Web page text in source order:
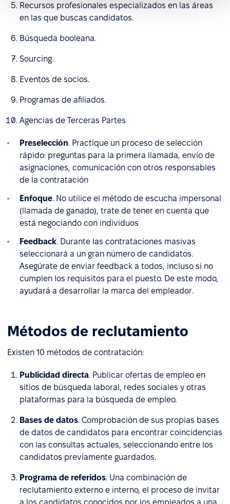
Recursos profesionales especializados en las áreas
en las que buscas candidatos.
Búsqueda booleana.
Sourcing.
Eventos de socios.
Programas de afiliados.
Agencias de Terceras Partes
Preselección. Practique un proceso de selección
rápido: preguntas para la primera llamada, envío de
asignaciones, comunicación con otros responsables
de la contratación
Enfoque. No utilice el método de escucha impersonal
(llamada de ganado), trate de tener en cuenta que
está negociando con individuos
Feedback. Durante las contrataciones masivas
seleccionará a un gran número de candidatos.
Asegúrate de enviar feedback a todos, incluso si no
cumplen los requisitos para el puesto. De este modo,
ayudará a desarrollar la marca del empleador.
Métodos de reclutamiento
Existen 10 métodos de contratación:
Publicidad directa. Publicar ofertas de empleo en
sitios de búsqueda laboral, redes sociales y otras
plataformas para la búsqueda de empleo.
Bases de datos. Comprobación de sus propias bases
de datos de candidatos para encontrar coincidencias
con las consultas actuales, seleccionando entre los
candidatos previamente guardados.
Programa de referidos. Una combinación de
reclutamiento externo e interno, el proceso de invitar
a los candidatos conocidos por los empleados a una